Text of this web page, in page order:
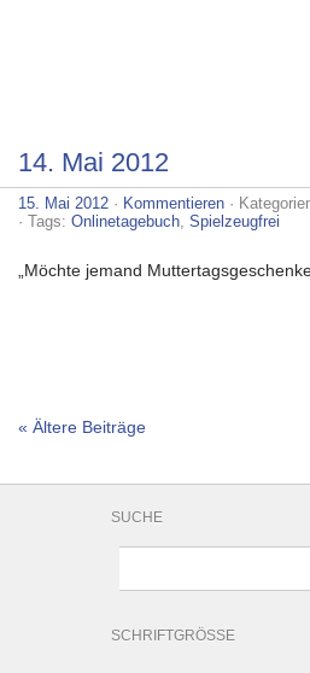
14. Mai 2012
15. Mai 2012 · Kommentieren ·
· Tags: Onlinetagebuch Spielzeugfrei
„Möchte jemand
« Ältere Beiträge
SUCHE
SCHRIFTGRÖSSE